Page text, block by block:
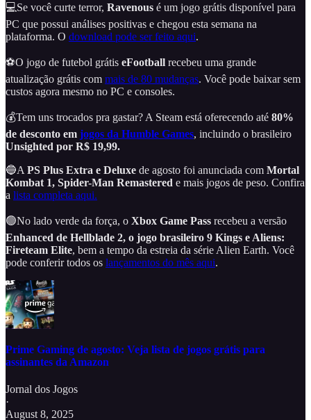
💻Se você curte terror, Ravenous é um jogo grátis disponível para
PC que possui análises positivas e chegou esta semana na
plataforma. O download pode ser feito aqui.
⚽O jogo de futebol grátis eFootball recebeu uma grande
atualização grátis com mais de 80 mudanças. Você pode baixar sem
custos agora mesmo no PC e consoles.
💰Tem uns trocados pra gastar? A Steam está oferecendo até 80%
de desconto em jogos da Humble Games, incluindo o brasileiro
Unsighted por R$ 19,99.
🔵A PS Plus Extra e Deluxe de agosto foi anunciada com Mortal
Kombat 1, Spider-Man Remastered e mais jogos de peso. Confira
a lista completa aqui.
🟢No lado verde da força, o Xbox Game Pass recebeu a versão
Enhanced de Hellblade 2, o jogo brasileiro 9 Kings e Aliens:
Fireteam Elite, bem a tempo da estreia da série Alien Earth. Você
pode conferir todos os lançamentos do mês aqui.
Prime Gaming de agosto: Veja lista de jogos grátis para
assinantes da Amazon
Jornal dos Jogos
·
August 8, 2025